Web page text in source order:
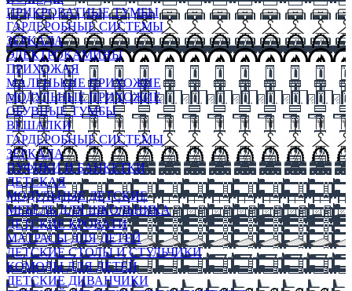
ПРИКРОВАТНЫЕ ТУМБЫ
ГАРДЕРОБНЫЕ СИСТЕМЫ
ЗЕРКАЛА
ЭЛЕКТРОКАМИНЫ
ПРИХОЖАЯ
МАЛЕНЬКИЕ ПРИХОЖИЕ
МОДУЛЬНЫЕ ПРИХОЖИЕ
ОБУВНЫЕ ТУМБЫ
ВЕШАЛКИ
ГАРДЕРОБНЫЕ СИСТЕМЫ
ЗЕРКАЛА
ПУФИКИ И БАНКЕТКИ
ДЕТСКАЯ
МОДУЛЬНЫЕ ДЕТСКИЕ
МЕБЕЛЬ ДЛЯ ШКОЛЬНИКА
ДЕТСКИЕ КРОВАТИ
МАТРАСЫ ДЛЯ ДЕТЕЙ
ДЕТСКИЕ СТОЛЫ И СТУЛЬЧИКИ
КОМОДЫ ДЛЯ ДЕТЕЙ
ДЕТСКИЕ ДИВАНЧИКИ